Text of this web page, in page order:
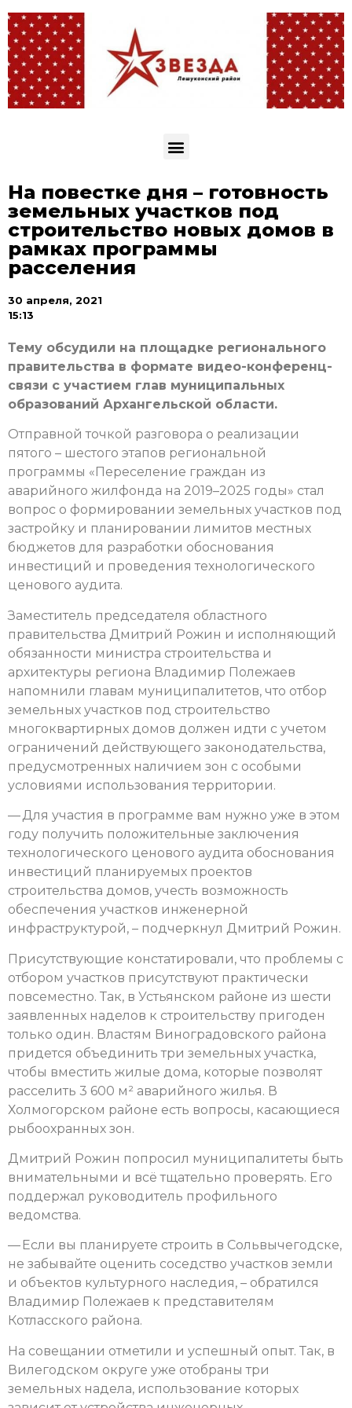
На повестке дня – готовность
земельных участков под
строительство новых домов в
рамках программы
расселения
30 апреля, 2021
15:13
Тему обсудили на площадке регионального
правительства в формате видео-конференц-
связи с участием глав муниципальных
образований Архангельской области.
Отправной точкой разговора о реализации
пятого – шестого этапов региональной
программы «Переселение граждан из
аварийного жилфонда на 2019–2025 годы» стал
вопрос о формировании земельных участков под
застройку и планировании лимитов местных
бюджетов для разработки обоснования
инвестиций и проведения технологического
ценового аудита.
Заместитель председателя областного
правительства Дмитрий Рожин и исполняющий
обязанности министра строительства и
архитектуры региона Владимир Полежаев
напомнили главам муниципалитетов, что отбор
земельных участков под строительство
многоквартирных домов должен идти с учетом
ограничений действующего законодательства,
предусмотренных наличием зон с особыми
условиями использования территории.
— Для участия в программе вам нужно уже в этом
году получить положительные заключения
технологического ценового аудита обоснования
инвестиций планируемых проектов
строительства домов, учесть возможность
обеспечения участков инженерной
инфраструктурой, – подчеркнул Дмитрий Рожин.
Присутствующие констатировали, что проблемы с
отбором участков присутствуют практически
повсеместно. Так, в Устьянском районе из шести
заявленных наделов к строительству пригоден
только один. Властям Виноградовского района
придется объединить три земельных участка,
чтобы вместить жилые дома, которые позволят
расселить 3 600 м² аварийного жилья. В
Холмогорском районе есть вопросы, касающиеся
рыбоохранных зон.
Дмитрий Рожин попросил муниципалитеты быть
внимательными и всё тщательно проверять. Его
поддержал руководитель профильного
ведомства.
— Если вы планируете строить в Сольвычегодске,
не забывайте оценить соседство участков земли
и объектов культурного наследия, – обратился
Владимир Полежаев к представителям
Котласского района.
На совещании отметили и успешный опыт. Так, в
Вилегодском округе уже отобраны три
земельных надела, использование которых